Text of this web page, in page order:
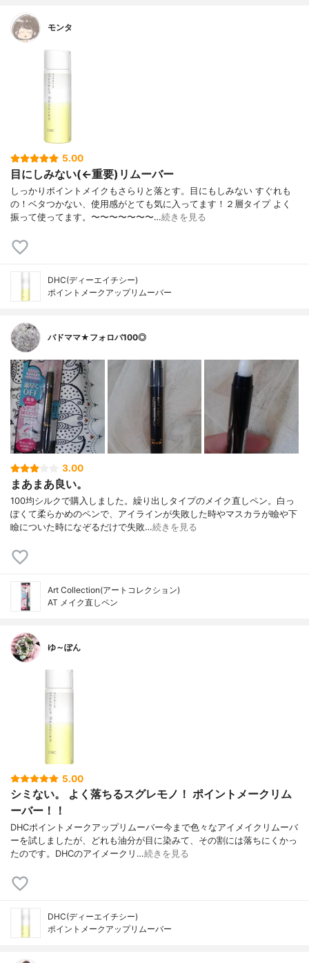
モンタ
5.00
目にしみない(←重要)リムーバー
しっかりポイントメイクもさらりと落とす。目にもしみない すぐれも
の！ベタつかない、使用感がとても気に入ってます！２層タイプ よく
振って使ってます。〜〜〜〜〜〜〜…続きを見る
DHC(ディーエイチシー)
ポイントメークアップリムーバー
バドママ★フォロバ100◎
3.00
まあまあ良い。
100均シルクで購入しました。繰り出しタイプのメイク直しペン。白っ
ぽくて柔らかめのペンで、アイラインが失敗した時やマスカラが瞼や下
瞼についた時になぞるだけで失敗…続きを見る
Art Collection(アートコレクション)
AT メイク直しペン
ゆ～ぽん
5.00
シミない。 よく落ちるスグレモノ！ ポイントメークリム
ーバー！！
DHCポイントメークアップリムーバー今まで色々なアイメイクリムーバ
ーを試しましたが、どれも油分が目に染みて、その割には落ちにくかっ
たのです。DHCのアイメークリ…続きを見る
DHC(ディーエイチシー)
ポイントメークアップリムーバー